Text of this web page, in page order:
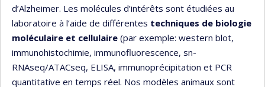
d’Alzheimer. Les molécules d’intérêts sont étudiées au
laboratoire à l’aide de différentes techniques de biologie
moléculaire et cellulaire (par exemple: western blot,
immunohistochimie, immunofluorescence, sn-
RNAseq/ATACseq, ELISA, immunoprécipitation et PCR
quantitative en temps réel. Nos modèles animaux sont